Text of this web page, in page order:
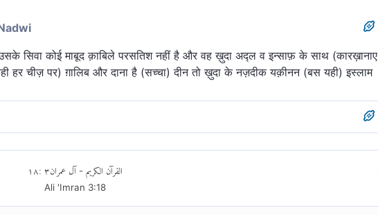
सिवा कोई माबूद क़ाबिले परसतिश नहीं है और वह ख़ुदा अद्ल व इन्साफ़ के साथ (कारख़ानाए
हर चीज़ पर) ग़ालिब और दाना है (सच्चा) दीन तो ख़ुदा के नज़दीक यक़ीनन (बस यही) इस्लाम
القرآن الكريم - آل عمران٣:١٨
Ali 'Imran 3:18